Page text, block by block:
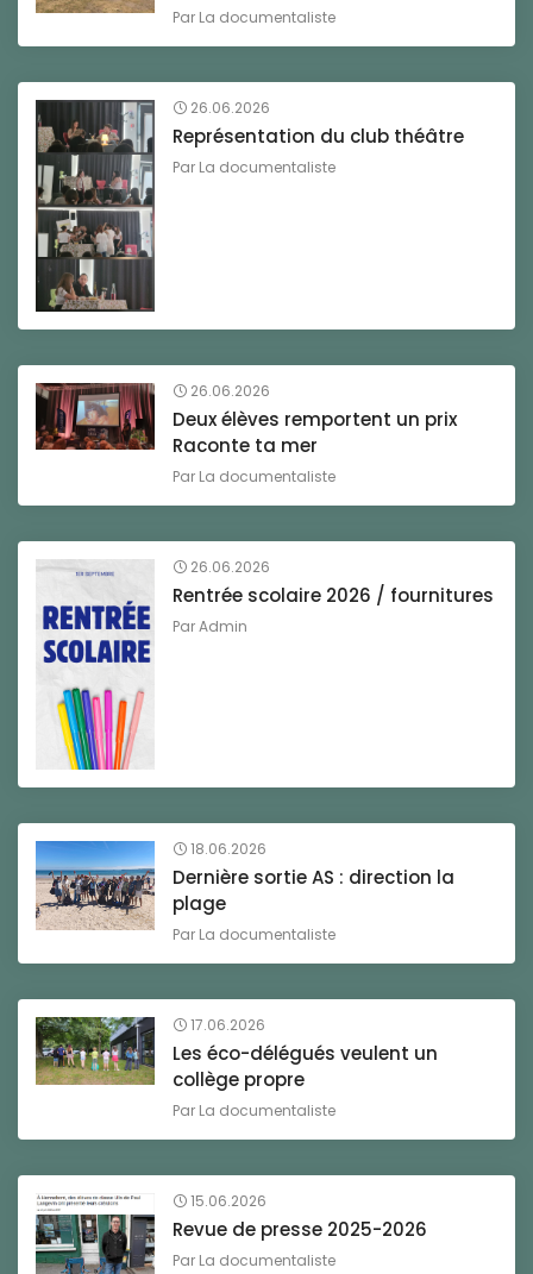
Par La documentaliste
26.06.2026
Représentation du club théâtre
Par La documentaliste
26.06.2026
Deux élèves remportent un prix
Raconte ta mer
Par La documentaliste
26.06.2026
Rentrée scolaire 2026 / fournitures
ParAdmin
18.06.2026
Dernière sortie AS : direction la
plage
Par La documentaliste
17.06.2026
Les éco-délégués veulent un
collège propre
Par La documentaliste
15.06.2026
Revue de presse 2025-2026
Par La documentaliste